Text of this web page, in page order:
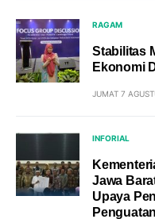
RAGAM
Stabilitas
Ekonomi
JUMAT 7
INFORIAL
Jawa
Upaya